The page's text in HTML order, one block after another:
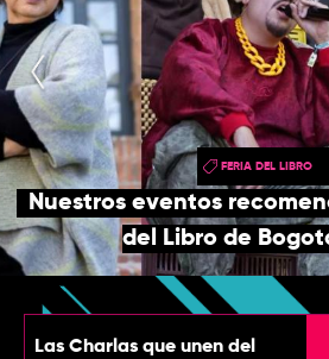
TOP
QUIÉNES SOMOS
CONTACTO
FERIA DEL LIBRO
Nuestros eventos
del Libro de
Las Charlas que unen del